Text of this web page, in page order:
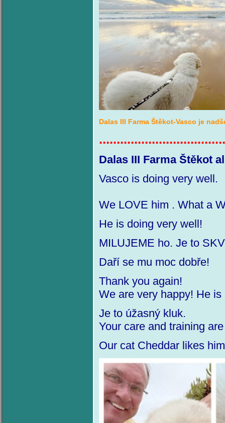
Dalas III Farma Štěkot-Vasco je
Dalas III Farma Štěkot
Vasco is doing
We LOVE him . What a
He is
MILUJEME ho. Je to
Daří se mu moc dobře!
Thank you
We are very happy! He
Je to úžasný kluk.
Your care and training
Our cat Cheddar likes